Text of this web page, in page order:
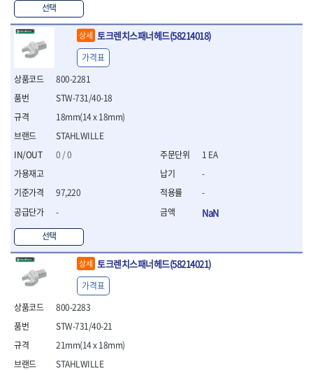
- 판금망치
- 나일론무반동망치
- 플라스틱망치
- 고무망치
- 센타펀치
- 평치즐
- 핀펀치세트
- 펀치세트
- 톱대
- 빠루
- 커터칼
- 전지가위
- 목공톱
- 고지톱
- 다목적가위
- 안전커터칼
선택
상세 토크렌치스패너헤드(58214018)
800-2281
STAHLWILLE
0 / 0
97,220
-
선택
STW-731/40-18
18mm(14 x 18mm)
가격표
1 EA
-
-
NaN
상세 토크렌치스패너헤드(58214021)
800-2283
STAHLWILLE
STW-731/40-21
21mm(14 x 18mm)
가격표